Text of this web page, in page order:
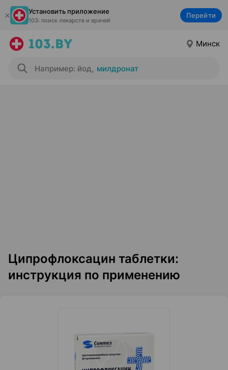
Установить приложение
103: поиск лекарств и врачей
Перейти
Минск
Например: йод, милдронат
Ципрофлоксацин таблетки:
инструкция по применению